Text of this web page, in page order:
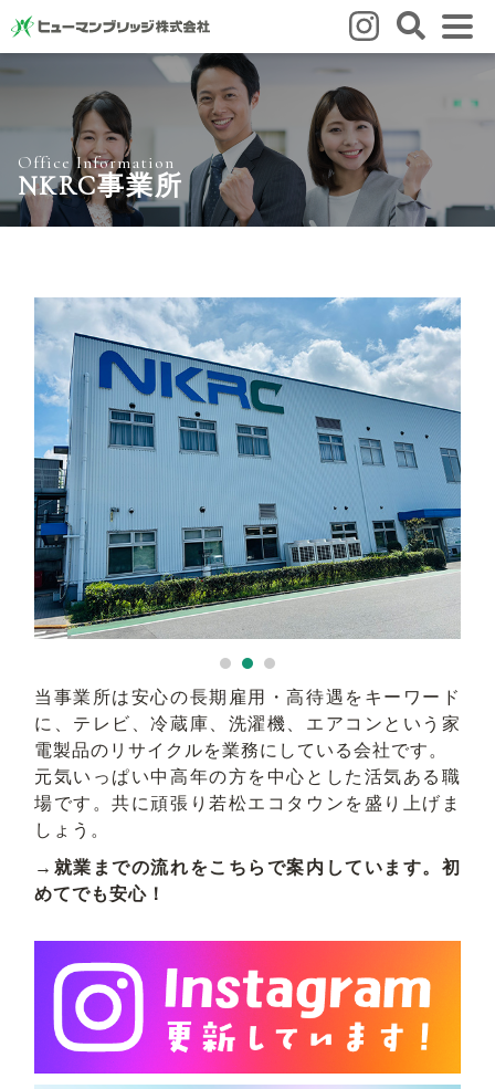
はじめての方
はじめての方 3つの強み いろいろな働き方 Q&A
就業までの流れ HBのイイネ！
スタッフの方
お友だち紹介キャンペーン
会社概要
会社概要 事業所のご案内
ブログ
求人検索
Office Information
NKRC事業所
当事業所は安心の長期雇用・高待遇をキーワード
に、テレビ、冷蔵庫、洗濯機、エアコンという家
電製品のリサイクルを業務にしている会社です。
元気いっぱい中高年の方を中心とした活気ある職
場です。共に頑張り若松エコタウンを盛り上げま
しょう。
→就業までの流れをこちらで案内しています。初
めてでも安心！